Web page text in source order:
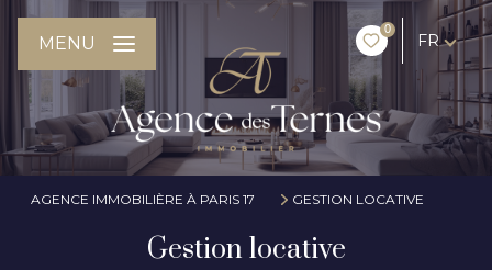
0
FR
MENU
AGENCE IMMOBILIÈRE À PARIS 17 GESTION LOCATIVE
Gestion locative